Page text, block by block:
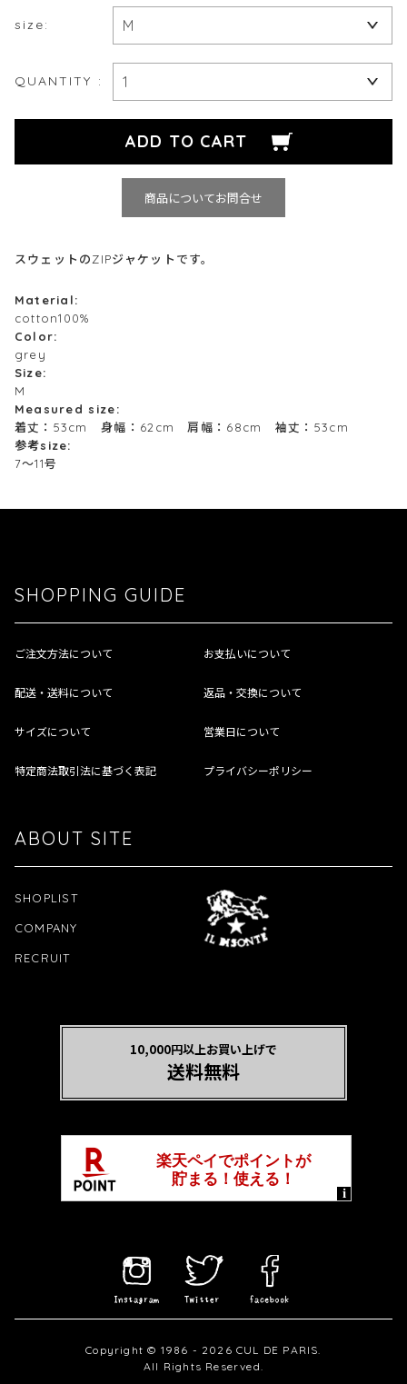
size:
QUANTITY :
商品についてお問合せ
スウェットのZIPジャケットです。
Material:
cotton100%
Color:
grey
Size:
M
Measured size:
着丈：53cm 身幅：62cm 肩幅：68cm 袖丈：53cm
参考size:
7～11号
SHOPPING GUIDE
ご注文方法について お支払いについて
配送・送料について 返品・交換について
サイズについて 営業日について
特定商法取引法に基づく表記 プライバシーポリシー
ABOUT SITE
SHOPLIST
COMPANY
RECRUIT
10,000円以上お買い上げで
送料無料
Copyright © 1986 - 2026 CUL DE PARIS.
All Rights Reserved.